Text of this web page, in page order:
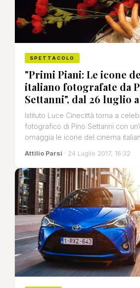
SPETTACOLO
"Primi Piani: Le icone
italiano fotografate da
Settanni", dal 26 luglio
Istituto Luce Cinecittà torna a
fotografico di Pino Settanni con
omaggia le icone del cinema
Attilio Parsi · 24 Luglio 2017, 16:32